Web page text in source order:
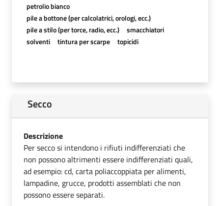
petrolio bianco
pile a bottone (per calcolatrici, orologi, ecc.)
pile a stilo (per torce, radio, ecc.)
smacchiatori
solventi
tintura per scarpe topicidi
Secco
Descrizione
Per secco si intendono i rifiuti indifferenziati che
non possono altrimenti essere indifferenziati quali,
ad esempio: cd, carta poliaccoppiata per alimenti,
lampadine, grucce, prodotti assemblati che non
possono essere separati.